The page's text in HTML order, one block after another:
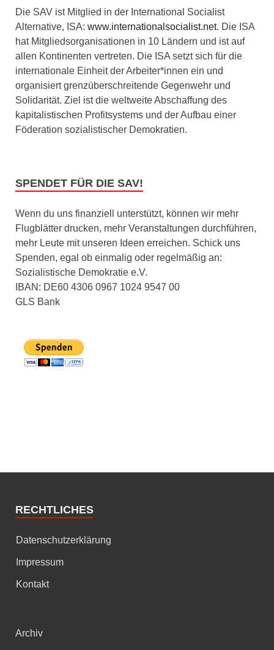
Die SAV ist Mitglied in der International Socialist
Alternative, ISA: www.internationalsocialist.net. Die ISA
hat Mitgliedsorganisationen in 10 Ländern und ist auf
allen Kontinenten vertreten. Die ISA setzt sich für die
internationale Einheit der Arbeiter*innen ein und
organisiert grenzüberschreitende Gegenwehr und
Solidarität. Ziel ist die weltweite Abschaffung des
kapitalistischen Profitsystems und der Aufbau einer
Föderation sozialistischer Demokratien.
SPENDET FÜR DIE SAV!
Wenn du uns finanziell unterstützt, können wir mehr
Flugblätter drucken, mehr Veranstaltungen durchführen,
mehr Leute mit unseren Ideen erreichen. Schick uns
Spenden, egal ob einmalig oder regelmäßig an:
Sozialistische Demokratie e.V.
IBAN: DE60 4306 0967 1024 9547 00
GLS Bank
RECHTLICHES
Datenschutzerklärung
Impressum
Kontakt
Archiv